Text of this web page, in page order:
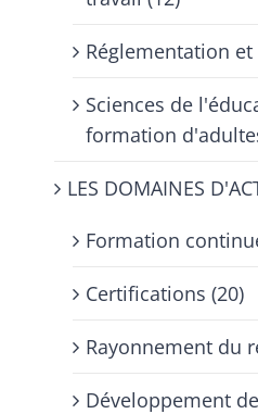
Réglementation
Sciences de
formation
LES DOMAINES
Formation
Certifications (20)
Rayonnement du
Développement